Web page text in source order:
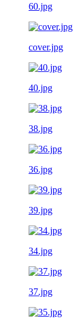
60.jpg
cover.jpg
40.jpg
38.jpg
36.jpg
39.jpg
34.jpg
37.jpg